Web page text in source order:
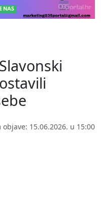
objave: 15.06.2026. u 15:00